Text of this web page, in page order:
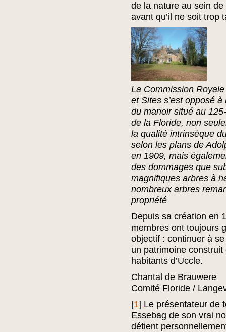
de la nature au sein de
avant qu’il ne soit trop
La Commission
et Sites s’est opposé
du manoir situé au
de la Floride, non
la qualité intrinsèque
selon les plans de
en 1909, mais
des dommages que
magnifiques arbres à
nombreux arbres
propriété
Depuis sa création en
membres ont toujours
objectif : continuer à
un patrimoine
habitants d’Uccle.
Chantal de Brauwere
Comité Floride /
[1] Le présentateur de
Essebag de son vrai
détient